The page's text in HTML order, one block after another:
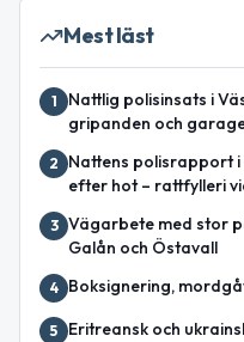
Mest läst
1
Nattlig polisinsats i
gripanden och
2
Nattens polisrapport
efter hot – rattfylleri
3 Vägarbete med stor
Galån och Östavall
4 Boksignering,
5
Eritreansk och